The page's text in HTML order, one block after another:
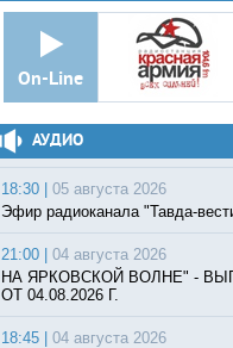
On-Line
АУДИО
18:30 |
05 августа 2026
Эфир радиоканала "Тавда-
21:00 |
04 августа 2026
НА ЯРКОВСКОЙ ВОЛНЕ" -
ОТ 04.08.2026 Г.
18:45 |
04 августа 2026